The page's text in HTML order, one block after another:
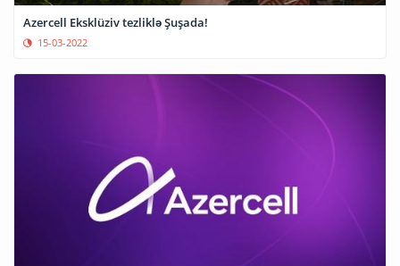
Azercell Eksklüziv tezliklə Şuşada!
15-03-2022